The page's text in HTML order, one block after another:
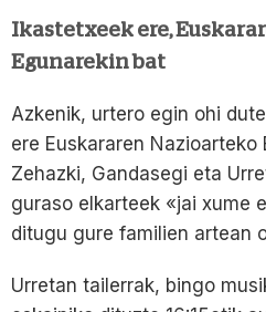
Ikastetxeek ere,
Egunarekin bat
Azkenik, urtero egin ohi
ere Euskararen Nazioarteko
Zehazki, Gandasegi eta
guraso elkarteek «jai xume
ditugu gure familien artean
Urretan tailerrak, bingo